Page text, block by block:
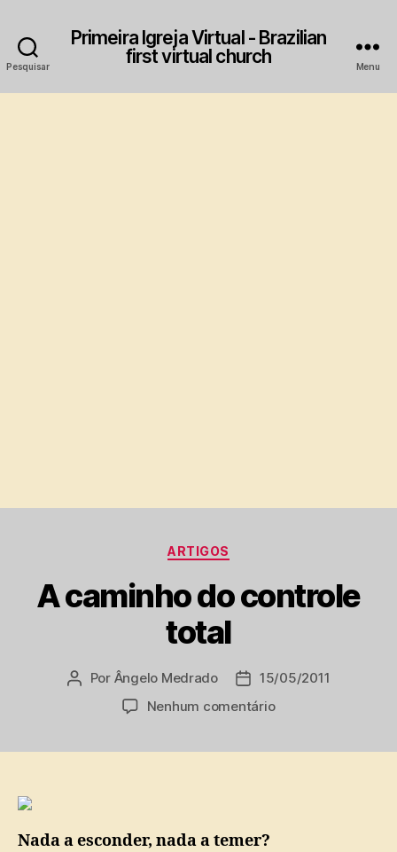
Pesquisar
Primeira Igreja Virtual - Brazilian
first virtual church
Menu
Categorias
ARTIGOS
A caminho do controle
total
Autor
Por Ângelo Medrado
Data
de
15/05/2011
Nenhum comentárioem
Nada a esconder, nada a temer?